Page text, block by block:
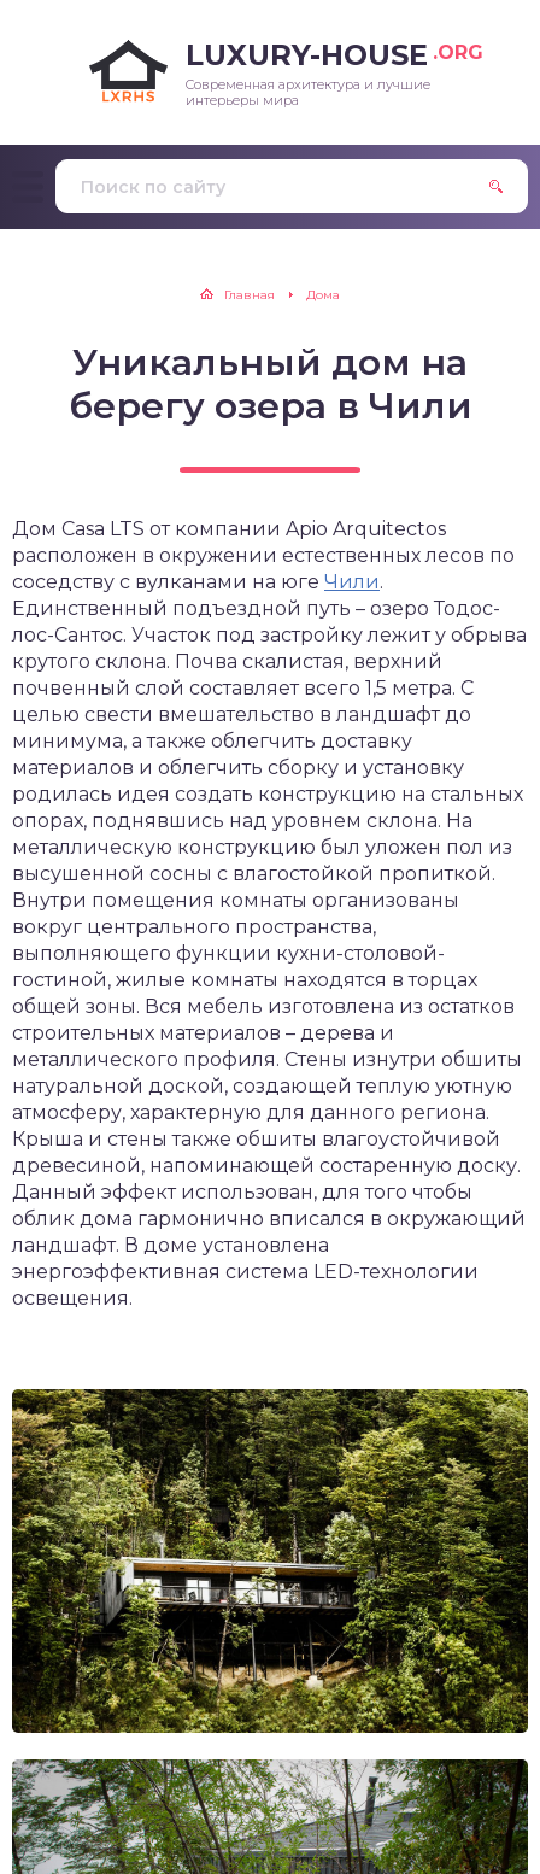
LUXURY-HOUSE .ORG
Современная архитектура и лучшие
интерьеры мира
Главная Дома
Уникальный дом на
берегу озера в Чили
Дом Casa LTS от компании Apio Arquitectos
расположен в окружении естественных лесов по
соседству с вулканами на юге Чили.
Единственный подъездной путь – озеро Тодос-
лос-Сантос. Участок под застройку лежит у обрыва
крутого склона. Почва скалистая, верхний
почвенный слой составляет всего 1,5 метра. С
целью свести вмешательство в ландшафт до
минимума, а также облегчить доставку
материалов и облегчить сборку и установку
родилась идея создать конструкцию на стальных
опорах, поднявшись над уровнем склона. На
металлическую конструкцию был уложен пол из
высушенной сосны с влагостойкой пропиткой.
Внутри помещения комнаты организованы
вокруг центрального пространства,
выполняющего функции кухни-столовой-
гостиной, жилые комнаты находятся в торцах
общей зоны. Вся мебель изготовлена из остатков
строительных материалов – дерева и
металлического профиля. Стены изнутри обшиты
натуральной доской, создающей теплую уютную
атмосферу, характерную для данного региона.
Крыша и стены также обшиты влагоустойчивой
древесиной, напоминающей состаренную доску.
Данный эффект использован, для того чтобы
облик дома гармонично вписался в окружающий
ландшафт. В доме установлена
энергоэффективная система LED-технологии
освещения.